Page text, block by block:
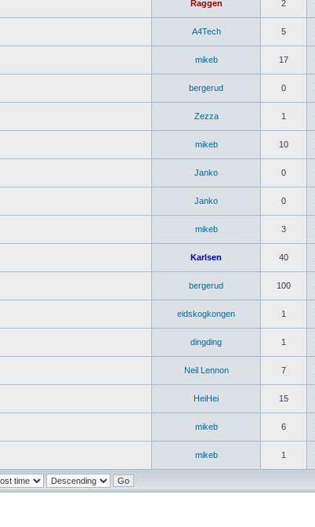
Raggen 2
A4Tech 5
mikeb 17
bergerud 0
Zezza 1
mikeb 10
Janko 0
Janko 0
mikeb 3
Karlsen 40
bergerud 100
eidskogkongen 1
dingding 1
Neil Lennon 7
HeiHei 15
mikeb 6
mikeb 1